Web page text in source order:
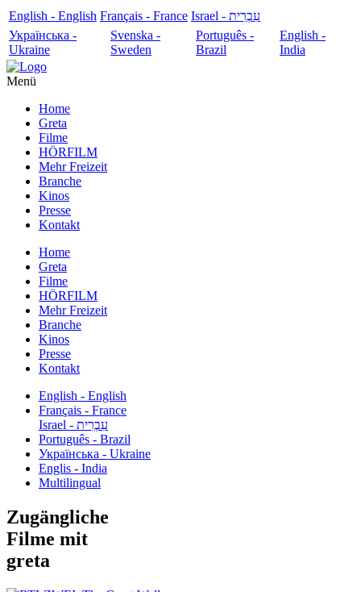
English - English Français - France
עִבְרִית - Israel
Українська -
Ukraine
Svenska -
Sweden
Português -
Brazil
English -
India
Menü
Home
Greta
Filme
HÖRFILM
Mehr Freizeit
Branche
Kinos
Presse
Kontakt
Home
Greta
Filme
HÖRFILM
Mehr Freizeit
Branche
Kinos
Presse
Kontakt
English - English
Français - France
עִבְרִית - Israel
Português - Brazil
Українська - Ukraine
Englis - India
Multilingual
Zugängliche
Filme mit
greta